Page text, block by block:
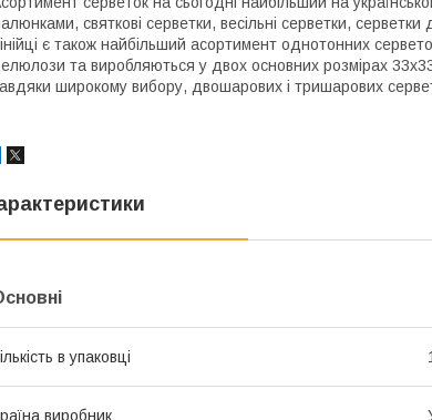
святкові серветки, весільні серветки,
є також найбільший асортимент однотонних
та виробляються у двох основних розмірах
широкому вибору, двошарових і тришарових
в упаковці
виробник